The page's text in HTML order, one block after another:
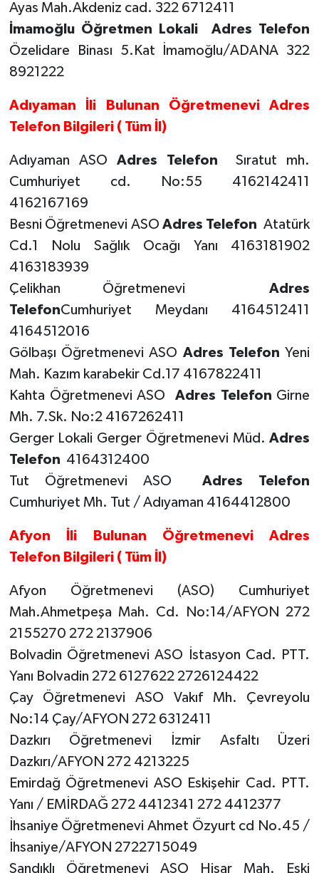
Ayas Mah.Akdeniz cad. 322 6712411
İmamoğlu Öğretmen Lokali
Adres Telefon
Özelidare Binası 5.Kat İmamoğlu/ADANA 322
8921222
Adıyaman İli Bulunan Öğretmenevi Adres
Telefon Bilgileri ( Tüm İl)
Adıyaman ASO Adres Telefon
Sıratut mh.
Cumhuriyet cd. No:55 4162142411
4162167169
Besni Öğretmenevi ASO Adres Telefon Atatürk
Cd.1 Nolu Sağlık Ocağı Yanı 4163181902
4163183939
Çelikhan ÖğretmeneviAdres
TelefonCumhuriyet Meydanı 4164512411
4164512016
Gölbaşı Öğretmenevi ASO Adres Telefon Yeni
Mah. Kazım karabekir Cd.17 4167822411
Kahta Öğretmenevi ASO Adres Telefon Girne
Mh. 7.Sk. No:2 4167262411
Gerger Lokali Gerger Öğretmenevi Müd.Adres
Telefon 4164312400
Tut Öğretmenevi ASOAdres Telefon
Cumhuriyet Mh. Tut / Adıyaman 4164412800
Afyon İli Bulunan Öğretmenevi Adres
Telefon Bilgileri ( Tüm İl)
Afyon Öğretmenevi (ASO) Cumhuriyet
Mah.Ahmetpeşa Mah. Cd. No:14/AFYON 272
2155270 272 2137906
Bolvadin Öğretmenevi ASO İstasyon Cad. PTT.
Yanı Bolvadin 272 6127622 2726124422
Çay Öğretmenevi ASO Vakıf Mh. Çevreyolu
No:14 Çay/AFYON 272 6312411
Dazkırı Öğretmenevi İzmir Asfaltı Üzeri
Dazkırı/AFYON 272 4213225
Emirdağ Öğretmenevi ASO Eskişehir Cad. PTT.
Yanı / EMİRDAĞ 272 4412341 272 4412377
İhsaniye Öğretmenevi Ahmet Özyurt cd No.45 /
İhsaniye/AFYON 2722715049
Sandıklı Öğretmenevi ASO Hisar Mah. Eski